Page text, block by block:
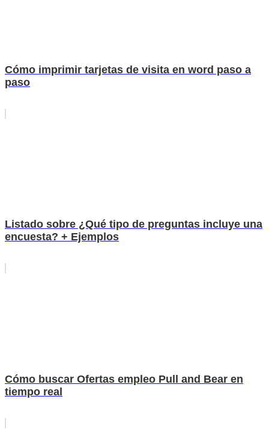
Cómo imprimir tarjetas de visita en word paso a
paso
Listado sobre ¿Qué tipo de preguntas incluye una
encuesta? + Ejemplos
Cómo buscar Ofertas empleo Pull and Bear en
tiempo real